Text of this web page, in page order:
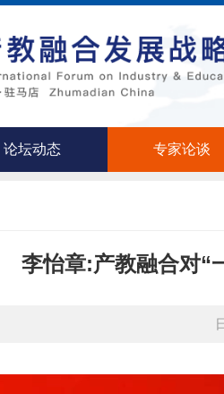
论坛动态 专家论谈
李怡章:产教融合对“